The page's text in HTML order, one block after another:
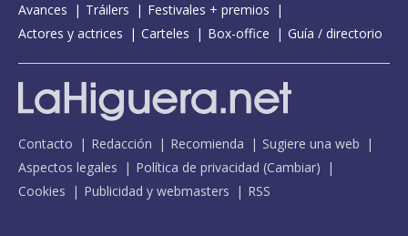
Avances
Tráilers
Festivales + premios
Actores y actrices
Carteles Box-office Guía / directorio
Contacto Redacción Recomienda
Sugiere una web
Aspectos legales
Política de privacidad (Cambiar)
Cookies
Publicidad y webmasters RSS